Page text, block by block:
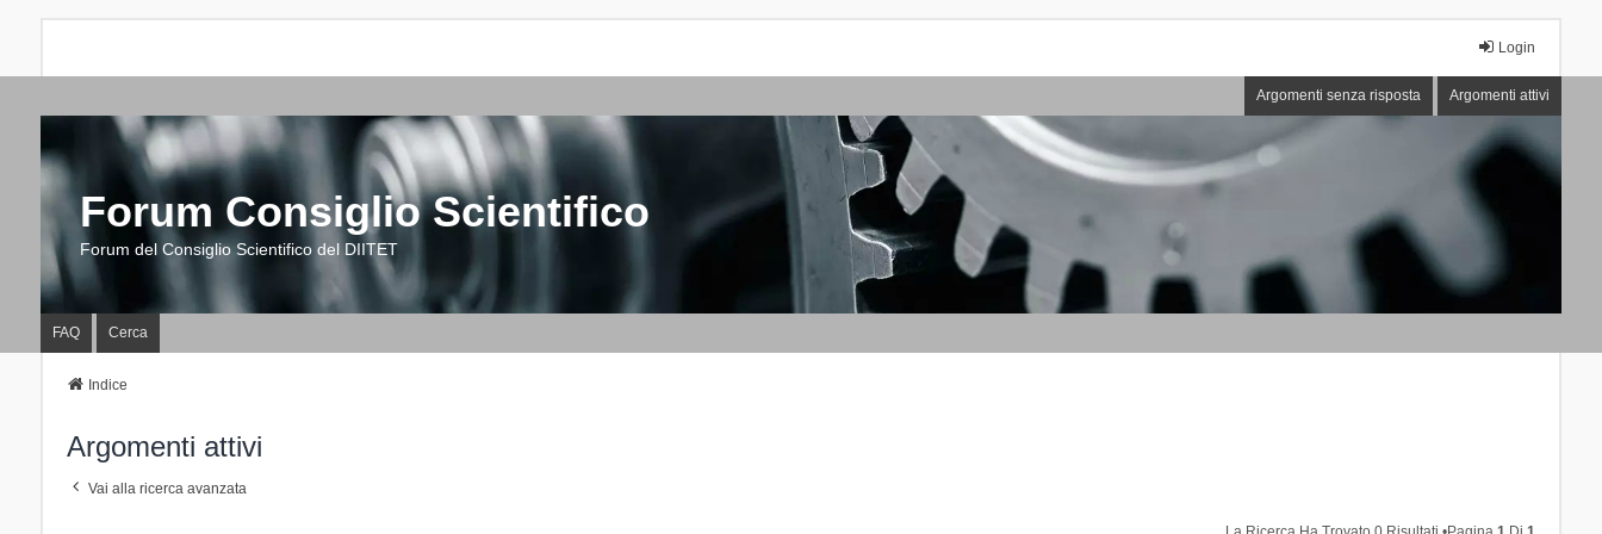
Login
Argomenti senza risposta Argomenti attivi
Forum Consiglio Scientifico
Forum del Consiglio Scientifico del DIITET
FAQ Cerca
Indice
Argomenti attivi
Vai alla ricerca avanzata